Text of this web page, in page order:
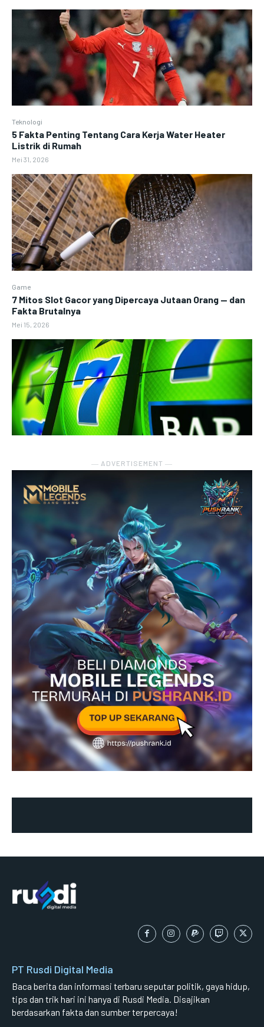
Teknologi
5 Fakta Penting Tentang Cara Kerja Water Heater
Listrik di Rumah
Mei 31, 2026
Game
7 Mitos Slot Gacor yang Dipercaya Jutaan Orang — dan
Fakta Brutalnya
Mei 15, 2026
― ADVERTISEMENT ―
PT Rusdi Digital Media
Baca berita dan informasi terbaru seputar politik, gaya hidup,
tips dan trik hari ini hanya di Rusdi Media. Disajikan
berdasarkan fakta dan sumber terpercaya!